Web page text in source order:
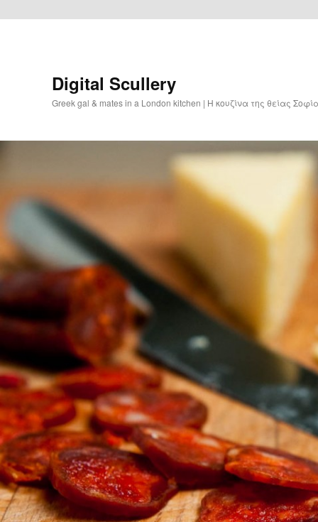
Digital Scullery
Greek gal & mates in a London kitchen | Η κουζίνα της θείας